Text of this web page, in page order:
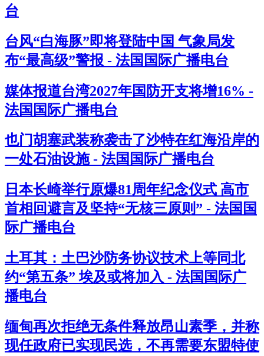
台
台风“白海豚”即将登陆中国 气象局发
布“最高级”警报 - 法国国际广播电台
媒体报道台湾2027年国防开支将增16% -
法国国际广播电台
也门胡塞武装称袭击了沙特在红海沿岸的
一处石油设施 - 法国国际广播电台
日本长崎举行原爆81周年纪念仪式 高市
首相回避言及坚持“无核三原则” - 法国国
际广播电台
土耳其：土巴沙防务协议技术上等同北
约“第五条” 埃及或将加入 - 法国国际广
播电台
缅甸再次拒绝无条件释放昂山素季，并称
现任政府已实现民选，不再需要东盟特使